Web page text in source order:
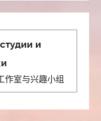
и
作室与兴趣小组